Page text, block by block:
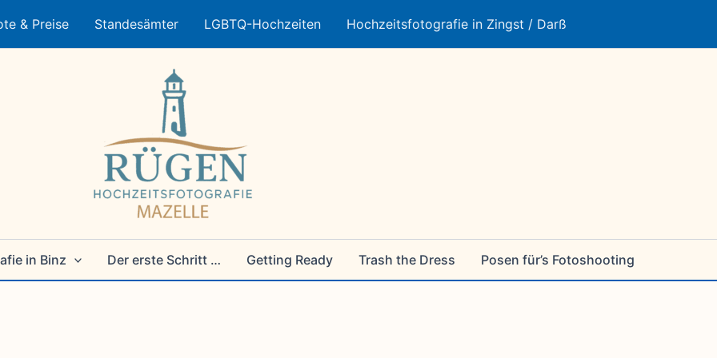
& Preise Standesämter LGBTQ-Hochzeiten Hochzeitsfotografie in Zingst / Darß
in Binz Der erste Schritt … Getting Ready Trash the Dress Posen für’s Fotoshooting